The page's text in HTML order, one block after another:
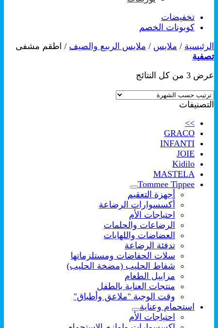
تخفيضات
كوبونات الخصم
الرئيسية / ملابس / ملابس الربيع والصيف / اطقم مشفى
تصفية
عرض ⁦3⁩ من كل النتائج
حسب
التصنيفات
>>
GRACO
INFANTI
JOIE
Kidilo
MASTELA
Tommee Tippee
أجهزة التعقيم
أكسسوارات الرضاعة
احتياجات الأم
الرضاعات والحلمات
العضاضات واللهايات
تدفئة الرضاعة
سلات الحفاضات ومستلزماتها
شفاط الحليب (مضخة الحليب)
مراييل الطعام
منتجات العناية بالطفل
وقت الوجبة "ملاعق وأطباق"
استحمام وعناية
احتياجات الأم